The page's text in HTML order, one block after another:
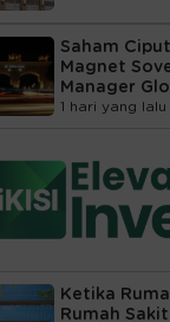
Saham
Magnet
Manager
1 hari yang lalu
Ketika
Rumah